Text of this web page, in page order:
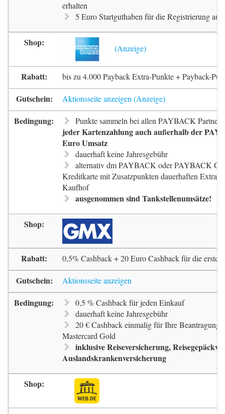
erhalten
5 Euro Startguthaben für die Registrierung
bis zu 4.000 Payback Extra-Punkte + Payback-
Aktionsseite anzeigen
Punkte sammeln bei allen PAYBACK
jeder Kartenzahlung auch außerhalb der
Euro Umsatz
dauerhaft keine Jahresgebühr
alternativ dm PAYBACK oder PAYBACK
Kreditkarte mit Zusatzpunkten dauerhaften Extra-
Kaufhof
ausgenommen sind Tankstellenumsätze!
0,5% Cashback + 20 Euro Cashback für die erste
Aktionsseite anzeigen
0,5 % Cashback für jeden Einkauf
dauerhaft keine Jahresgebühr
20 € Cashback einmalig für Ihre Beantragung
Mastercard Gold
inklusive Reiseversicherung,
Auslandskrankenversicherung